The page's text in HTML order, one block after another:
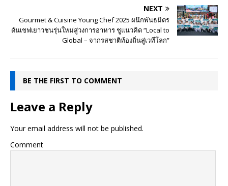
NEXT
Gourmet & Cuisine Young Chef 2025 ผนึกพันธมิตร
ดันเชฟเยาวชนรุ่นใหม่สู่วงการอาหาร ชูแนวคิด “Local to
Global – จากรสชาติท้องถิ่นสู่เวทีโลก”
BE THE FIRST TO COMMENT
Leave a Reply
Your email address will not be published.
Comment